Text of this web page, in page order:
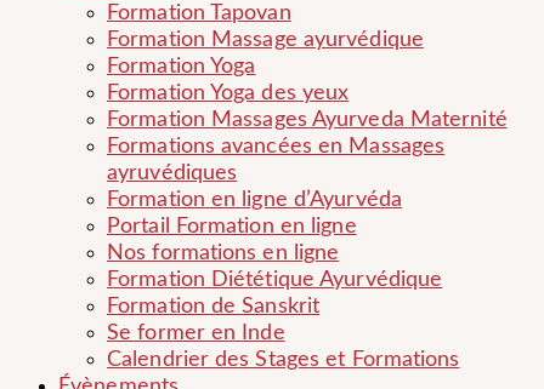
Formation Tapovan
Formation Massage ayurvédique
Formation Yoga
Formation Yoga des yeux
Formation Massages Ayurveda Maternité
Formations avancées en Massages
ayruvédiques
Formation en ligne d’Ayurvéda
Portail Formation en ligne
Nos formations en ligne
Formation Diététique Ayurvédique
Formation de Sanskrit
Se former en Inde
Calendrier des Stages et Formations